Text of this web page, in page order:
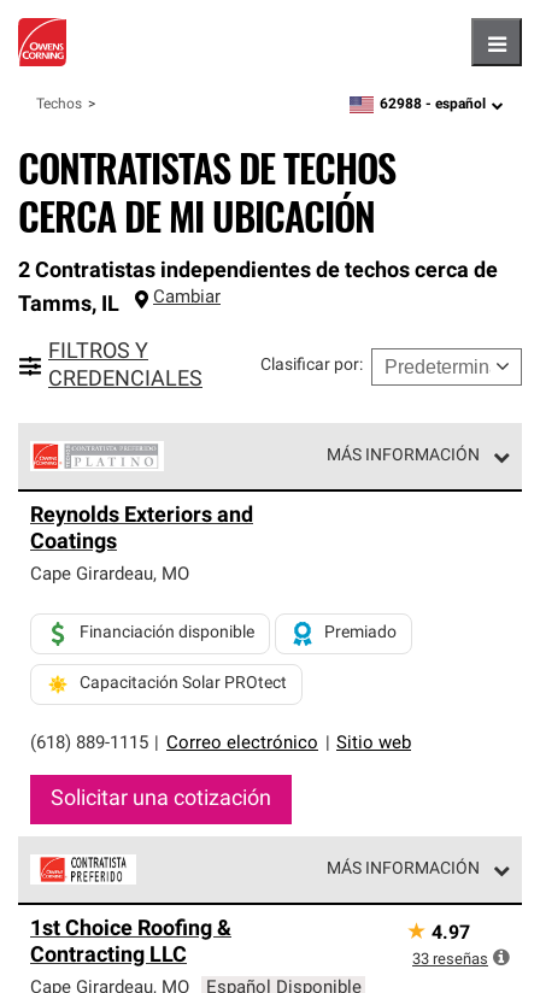
Techos zipcode,language
62988 - español
CONTRATISTAS DE TECHOS
CERCA DE MI UBICACIÓN
2 Contratistas independientes de techos cerca de
Tamms, IL Cambiar
FILTROS Y
CREDENCIALES
Clasificar por:
MÁS INFORMACIÓN
Corning constituyen el nivel superior de nuestra red
exclusiva y cumplen con estándares estrictos de
profesionalismo, confiabilidad y destreza incomparable.
sistemas de techos.
Reynolds Exteriors and
Coatings
Cape Girardeau, MO
(618) 889-1115 Correo electrónico Sitio web
Financiación disponible Premiado
Capacitación Solar PROtect
Solicitar una cotización
MÁS INFORMACIÓN
parte de una red exclusiva de profesionales de techos
que cumplen con altos estándares y requisitos estrictos
de profesionalismo y confiabilidad.
1st Choice Roofing &
Contracting LLC
Cape Girardeau, MO Español Disponible
★ 4.97
33 reseñas